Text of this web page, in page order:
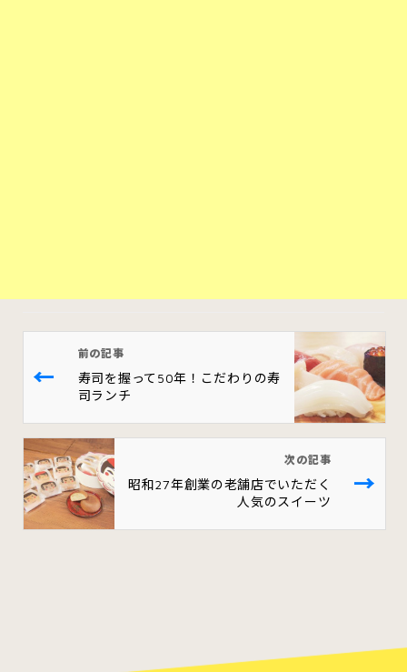
←
前の記事
寿司を握って50年！こだわりの寿
司ランチ
次の記事
昭和27年創業の老舗店でいただく
人気のスイーツ
→